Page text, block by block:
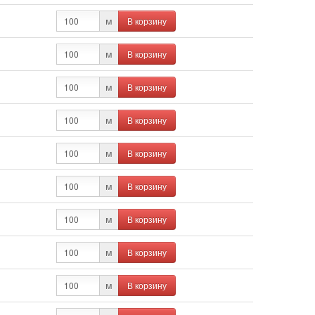
м В корзину
м В корзину
м В корзину
м В корзину
м В корзину
м В корзину
м В корзину
м В корзину
м В корзину